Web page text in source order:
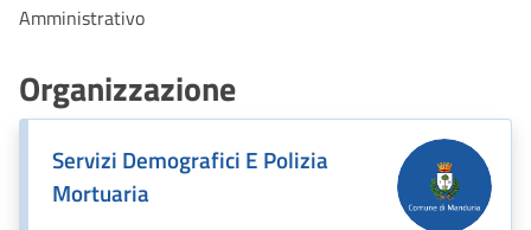
Amministrativo
Organizzazione
Servizi Demografici E Polizia
Mortuaria